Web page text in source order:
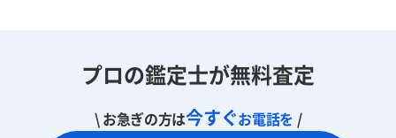
プロの鑑定士が無料査定
\ お急ぎの方は今すぐお電話を /